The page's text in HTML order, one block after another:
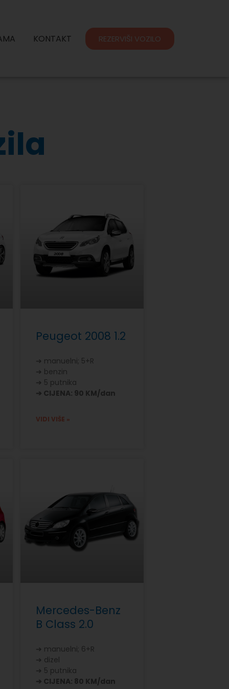
KONTAKT REZERVIŠI VOZILO
Peugeot 2008 1.2
➔ manuelni; 5+R
➔ benzin
➔ 5 putnika
➔ CIJENA: 90 KM/dan
VIDI VIŠE »
Mercedes-Benz
B Class 2.0
➔ manuelni; 6+R
➔ dizel
➔ 5 putnika
➔ CIJENA: 80 KM/dan